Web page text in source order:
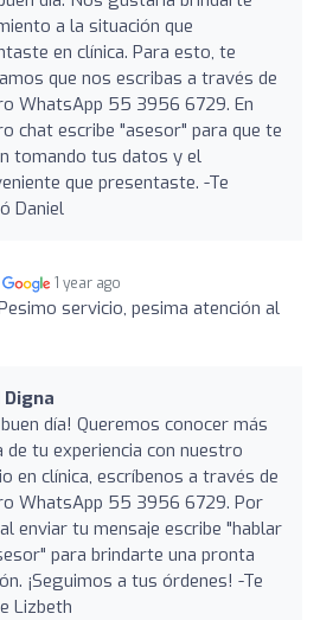
a la situación que
en clínica. Para esto, te
que nos escribas a través de
WhatsApp 55 3956 6729. En
chat escribe "asesor" para que te
tomando tus datos y el
que presentaste. -Te
Daniel
1 year ago
servicio, pesima atención al
Digna
buen día! Queremos conocer más
de tu experiencia con nuestro
en clínica, escríbenos a través de
WhatsApp 55 3956 6729. Por
enviar tu mensaje escribe "hablar
para brindarte una pronta
¡Seguimos a tus órdenes! -Te
Lizbeth